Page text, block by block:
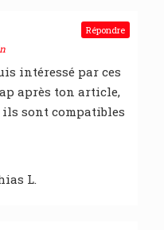
intéressé par ces
après ton article,
sont compatibles
L.
Répondre